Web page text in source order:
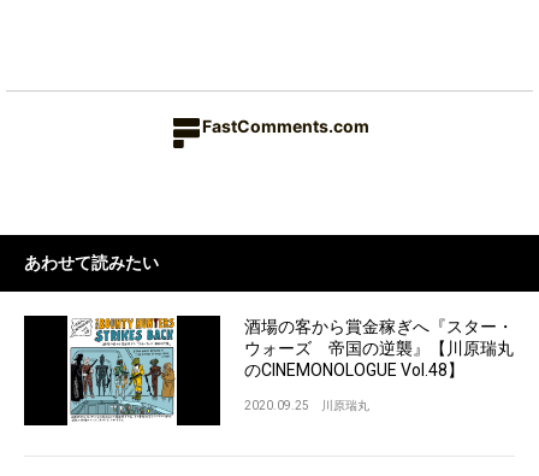
FastComments.com
あわせて読みたい
酒場の客から賞金稼ぎへ『スター・
ウォーズ 帝国の逆襲』【川原瑞丸
のCINEMONOLOGUE Vol.48】
2020.09.25 川原瑞丸